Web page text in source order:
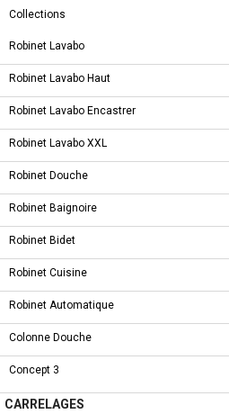
Collections
Robinet Lavabo
Robinet Lavabo Haut
Robinet Lavabo Encastrer
Robinet Lavabo XXL
Robinet Douche
Robinet Baignoire
Robinet Bidet
Robinet Cuisine
Robinet Automatique
Colonne Douche
Concept 3
CARRELAGES
REF : TR-03
Receveur de douche rectangulaire.
COMMANDER
CARACTÉRISTIQUES